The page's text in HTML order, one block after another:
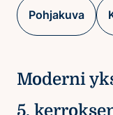
Pohjakuva
Moderni
5.